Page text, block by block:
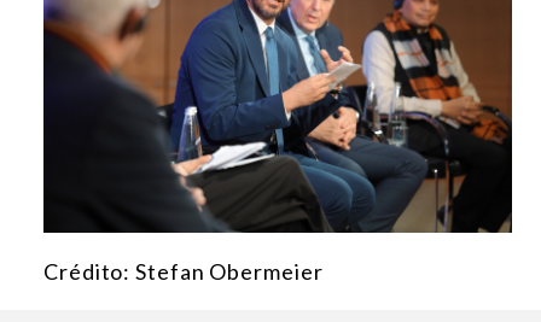
Crédito: Stefan Obermeier